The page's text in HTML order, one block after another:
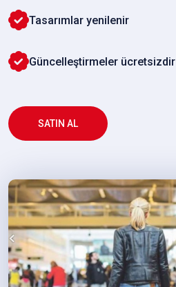
Tasarımlar yenilenir
Güncelleştirmeler ücretsizdir
SATIN AL